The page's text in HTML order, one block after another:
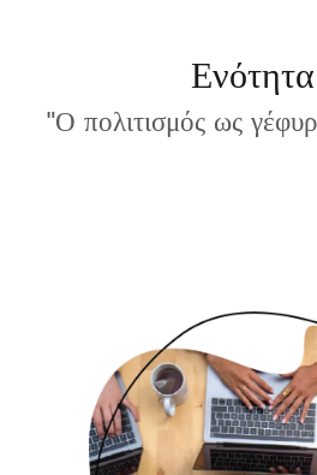
"Ο πολιτισμός ως